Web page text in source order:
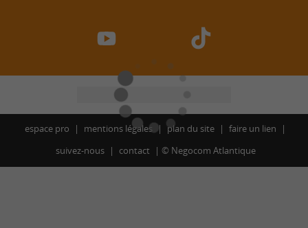
espace pro mentions légales plan du site
faire un lien
suivez-nous
contact © Negocom Atlantique